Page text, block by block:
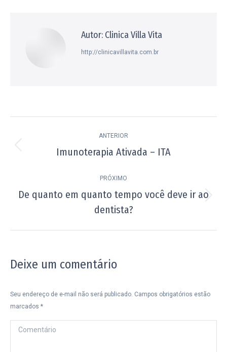
Autor: Clinica Villa Vita
http://clinicavillavita.com.br
de
ANTERIOR
Post
Imunoterapia Ativada – ITA
PRÓXIMO
Próximo
post:
De quanto em quanto tempo você deve ir ao
dentista?
Deixe um comentário
Seu endereço de e-mail não será publicado. Campos obrigatórios estão
marcados *
Comentário